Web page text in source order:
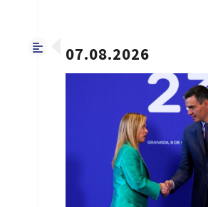
07.08.2026